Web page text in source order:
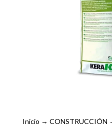
Inicio → CONSTRUCCIÓN